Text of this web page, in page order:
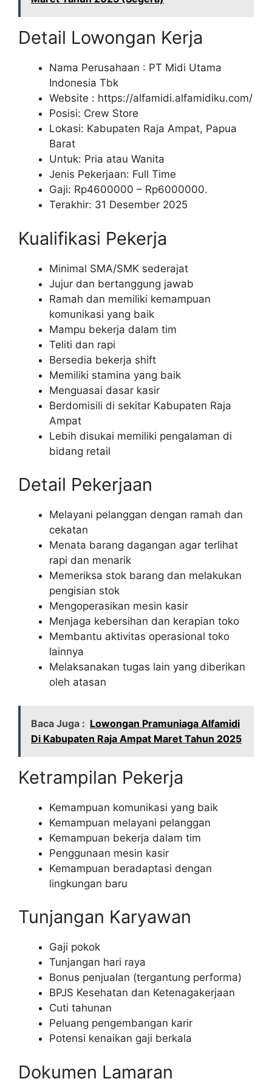
Detail Lowongan Kerja
Nama Perusahaan : PT Midi Utama
Indonesia Tbk
Website : https://alfamidi.alfamidiku.com/
Posisi: Crew Store
Lokasi: Kabupaten Raja Ampat, Papua
Barat
Untuk: Pria atau Wanita
Jenis Pekerjaan: Full Time
Gaji: Rp4600000 – Rp6000000.
Terakhir: 31 Desember 2025
Kualifikasi Pekerja
Minimal SMA/SMK sederajat
Jujur dan bertanggung jawab
Ramah dan memiliki kemampuan
komunikasi yang baik
Mampu bekerja dalam tim
Teliti dan rapi
Bersedia bekerja shift
Memiliki stamina yang baik
Menguasai dasar kasir
Berdomisili di sekitar Kabupaten Raja
Ampat
Lebih disukai memiliki pengalaman di
bidang retail
Detail Pekerjaan
Melayani pelanggan dengan ramah dan
cekatan
Menata barang dagangan agar terlihat
rapi dan menarik
Memeriksa stok barang dan melakukan
pengisian stok
Mengoperasikan mesin kasir
Menjaga kebersihan dan kerapian toko
Membantu aktivitas operasional toko
lainnya
Melaksanakan tugas lain yang diberikan
oleh atasan
Baca Juga : Lowongan Pramuniaga Alfamidi
Di Kabupaten Raja Ampat Maret Tahun 2025
Ketrampilan Pekerja
Kemampuan komunikasi yang baik
Kemampuan melayani pelanggan
Kemampuan bekerja dalam tim
Penggunaan mesin kasir
Kemampuan beradaptasi dengan
lingkungan baru
Tunjangan Karyawan
Gaji pokok
Tunjangan hari raya
Bonus penjualan (tergantung performa)
BPJS Kesehatan dan Ketenagakerjaan
Cuti tahunan
Peluang pengembangan karir
Potensi kenaikan gaji berkala
Dokumen Lamaran